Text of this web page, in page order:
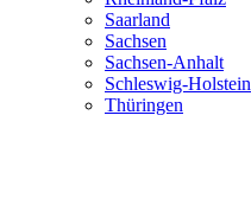
Saarland
Sachsen
Sachsen-Anhalt
Schleswig-Holstein
Thüringen